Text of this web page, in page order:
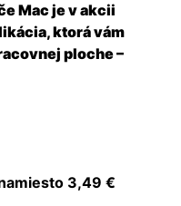
Mac je v akcii
ktorá vám
ploche –
3,49 €